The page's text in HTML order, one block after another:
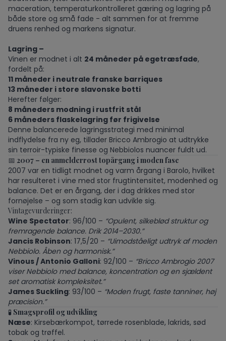
maceration, temperaturkontrolleret gæring og lagring på
både store og små fade - alt sammen for at fremme
druens renhed og markens signatur.
Lagring –
Vinen er modnet i alt 24 måneder på egetræsfade,
fordelt på:
11 måneder i neutrale franske barriques
13 måneder i store slavonske botti
Herefter følger:
8 måneders modning i rustfrit stål
6 måneders flaskelagring før frigivelse
Denne balancerede lagringsstrategi med minimal
indflydelse fra ny eg, tillader Bricco Ambrogio at udtrykke
sin terroir-typiske finesse og Nebbiolos nuancer fuldt ud.
📅 2007 – en anmelderrost topårgang i moden fase
2007 var en tidligt modnet og varm årgang i Barolo, hvilket
har resulteret i vine med stor frugtintensitet, modenhed og
balance. Det er en årgang, der i dag drikkes med stor
fornøjelse – og som stadig kan udvikle sig.
Vintagevurderinger:
Wine Spectator: 96/100 – “Opulent, silkeblød struktur og
fremragende balance. Drik 2014–2030.”
Jancis Robinson: 17,5/20 – “Uimodståeligt udtryk af moden
Nebbiolo. Åben og harmonisk.”
Vinous / Antonio Galloni: 92/100 – “Bricco Ambrogio 2007
viser Nebbiolo med balance, koncentration og en sjældent
set aromatisk kompleksitet.”
James Suckling: 93/100 – “Moden frugt, faste tanniner, høj
præcision.”
🧪 Smagsprofil og udvikling
Næse: Kirsebærkompot, tørrede rosenblade, lakrids, sød
tobak og trøffel.